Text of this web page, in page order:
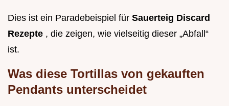
Dies ist ein Paradebeispiel für Sauerteig Discard
Rezepte , die zeigen, wie vielseitig dieser „Abfall“
ist.
Was diese Tortillas von gekauften
Pendants unterscheidet